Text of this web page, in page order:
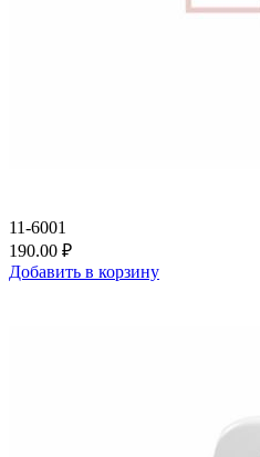
11-6001
190.00 ₽
Добавить в корзину